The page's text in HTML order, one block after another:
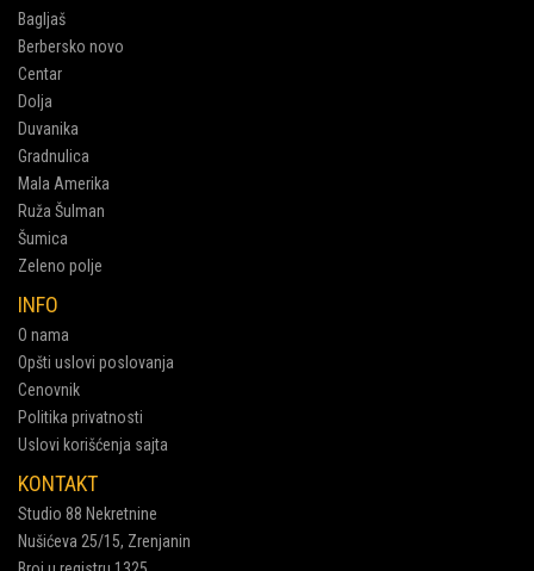
Bagljaš
Berbersko novo
Centar
Dolja
Duvanika
Gradnulica
Mala Amerika
Ruža Šulman
Šumica
Zeleno polje
INFO
O nama
Opšti uslovi poslovanja
Cenovnik
Politika privatnosti
Uslovi korišćenja sajta
KONTAKT
Studio 88 Nekretnine
Nušićeva 25/15, Zrenjanin